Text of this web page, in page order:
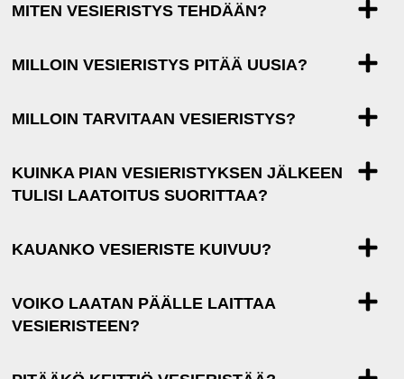
MITEN VESIERISTYS TEHDÄÄN?
MILLOIN VESIERISTYS PITÄÄ UUSIA?
MILLOIN TARVITAAN VESIERISTYS?
KUINKA PIAN VESIERISTYKSEN JÄLKEEN
TULISI LAATOITUS SUORITTAA?
KAUANKO VESIERISTE KUIVUU?
VOIKO LAATAN PÄÄLLE LAITTAA
VESIERISTEEN?